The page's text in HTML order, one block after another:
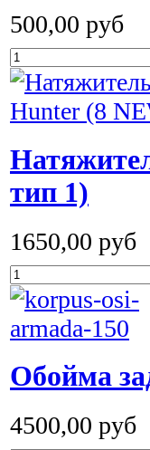
500,00 руб
тип 1)
1650,00 руб
Обойма
4500,00 руб